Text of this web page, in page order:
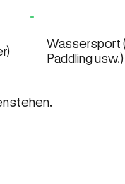
Wassersport
Paddling usw.)